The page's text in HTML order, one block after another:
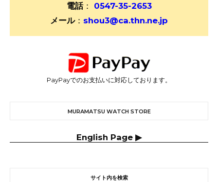
電話：
0547-35-2653
メール： shou3@ca.thn.ne.jp
PayPayでのお支払いに対応しております。
MURAMATSU WATCH STORE
English Page ▶
サイト内を検索